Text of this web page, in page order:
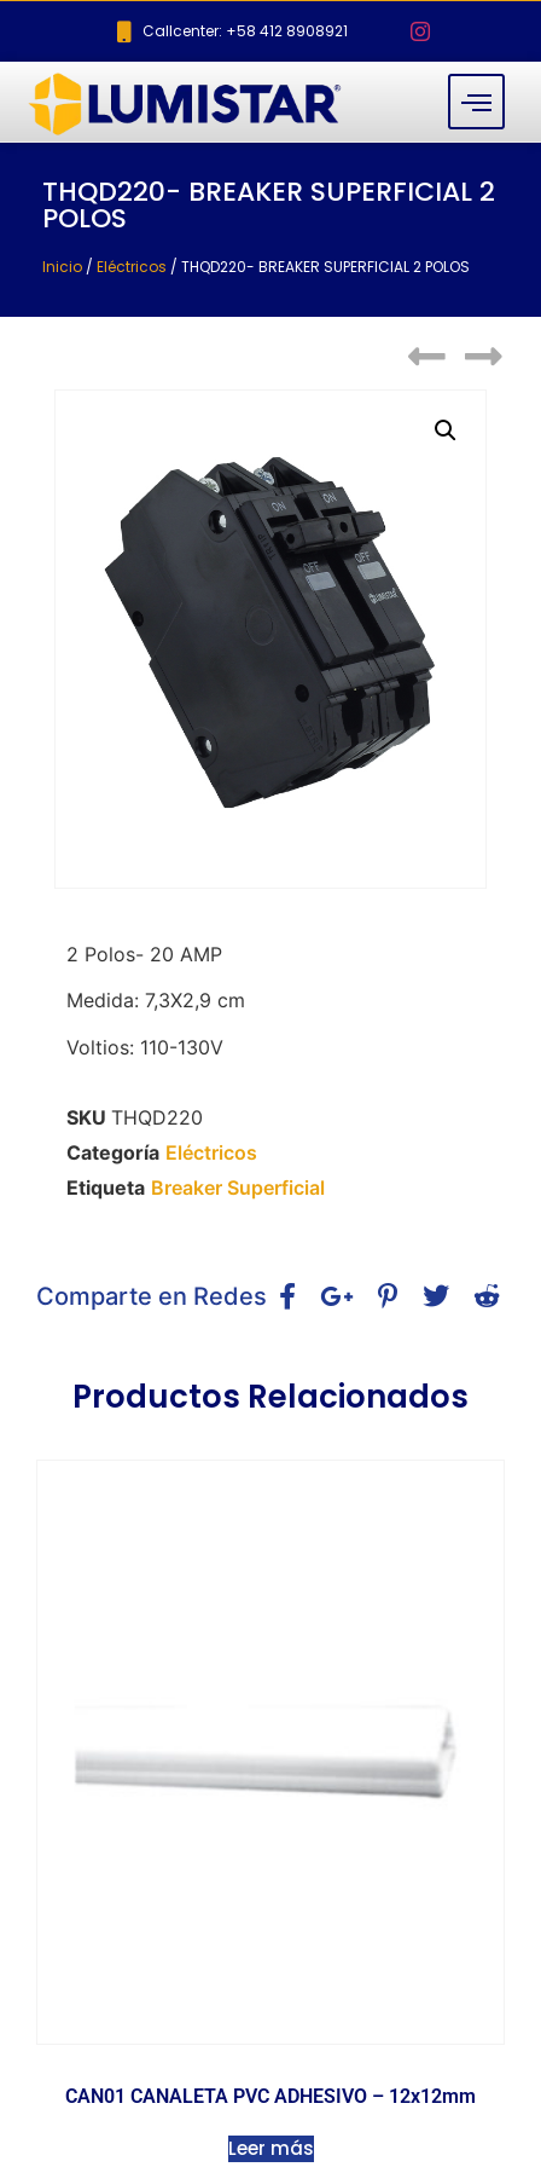
Callcenter: +58 412 8908921
THQD220- BREAKER SUPERFICIAL 2
POLOS
Inicio / Eléctricos / THQD220- BREAKER SUPERFICIAL 2 POLOS
2 Polos- 20 AMP
Medida: 7,3X2,9 cm
Voltios: 110-130V
SKU THQD220
Categoría Eléctricos
Etiqueta Breaker Superficial
Comparte en Redes
Productos Relacionados
CAN01 CANALETA PVC ADHESIVO – 12x12mm
Leer más